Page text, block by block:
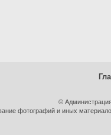
©
фотографий и иных